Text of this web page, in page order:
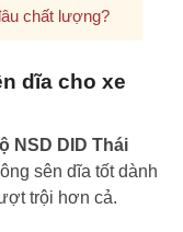
chất lượng?
dĩa cho xe
NSD DID Thái
sên dĩa tốt dành
trội hơn cả.